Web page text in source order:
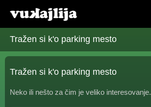
Tražen si k'o parking mesto
Tražen si k'o parking mesto
Neko ili nešto za čim je veliko interesovanje.